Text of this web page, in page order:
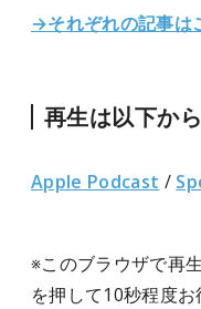
→それぞれの記事は
再生は以下から
Apple Podcast /
※このブラウザで再
を押して10秒程度お